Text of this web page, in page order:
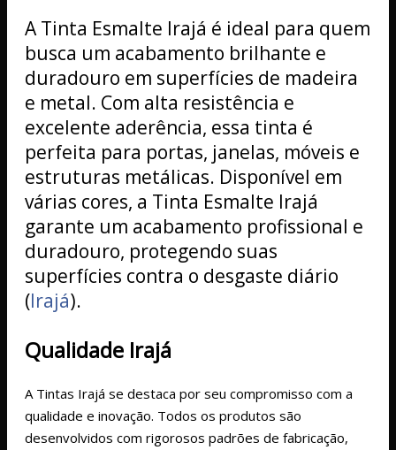
A Tinta Esmalte Irajá é ideal para quem
busca um acabamento brilhante e
duradouro em superfícies de madeira
e metal. Com alta resistência e
excelente aderência, essa tinta é
perfeita para portas, janelas, móveis e
estruturas metálicas. Disponível em
várias cores, a Tinta Esmalte Irajá
garante um acabamento profissional e
duradouro, protegendo suas
superfícies contra o desgaste diário​
(Irajá)​​​.
Qualidade Irajá
A Tintas Irajá se destaca por seu compromisso com a
qualidade e inovação. Todos os produtos são
desenvolvidos com rigorosos padrões de fabricação,